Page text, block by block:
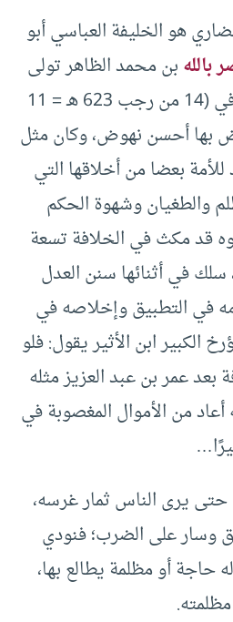
هو الخليفة العباسي أبو
باللهبن محمد الظاهر تولى
الخلافة يوم وفاة أبيه في (14 من رجب 623 هـ = 11
فنهض بها أحسن نهوض، وكان مثل
للأمة بعضا من أخلاقها التي
والطغيان وشهوة الحكم
قد مكث في الخلافة تسعة
في أثنائها سنن العدل
في التطبيق وإخلاصه في
الكبير ابن الأثير يقول: فلو
بعد عمر بن عبد العزيز مثله
أعاد من الأموال المغصوبة في
حتى يرى الناس ثمار غرسه،
وسار على الضرب؛ فنودي
حاجة أو مظلمة يطالع بها،